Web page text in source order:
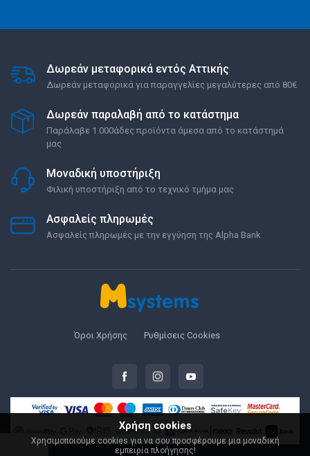
Δωρεάν μεταφορικά εντός Αττικής
Δωρεάν μεταφορικά για παραγγελίες μεγαλύτερες από 80€
Δωρεάν παραλαβή από το κατάστημα
Παράλαβε 1.000άδες προϊόντα άμεσα από το κατάστημά
μας
Μοναδική υποστήριξη
Φιλική υποστήριξη από το τεχνικό τμήμα μας
Ασφαλείς πληρωμές
Ασφαλείς πληρωμές με την εγγύηση της Alpha Bank
Όροι Χρήσης Ρυθμίσεις Cookies
Χρήση cookies
Χρησιμοποιούμε cookies για να σου προσφέρουμε μια μοναδική
εμπειρία πλοήγησης!